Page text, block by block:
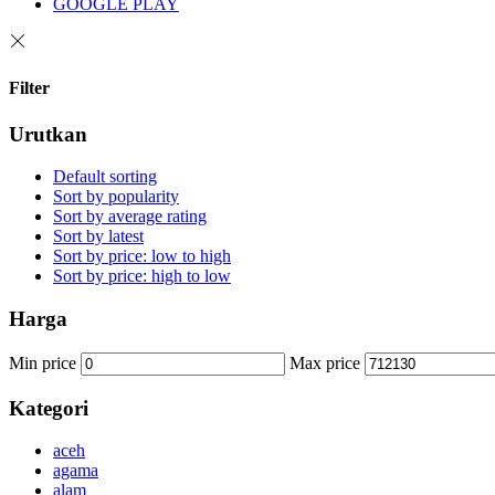
GOOGLE PLAY
Filter
Urutkan
Default sorting
Sort by popularity
Sort by average rating
Sort by latest
Sort by price: low to high
Sort by price: high to low
Harga
Min price Max price
Kategori
aceh
agama
alam